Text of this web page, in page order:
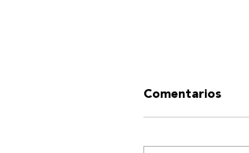
Comentarios